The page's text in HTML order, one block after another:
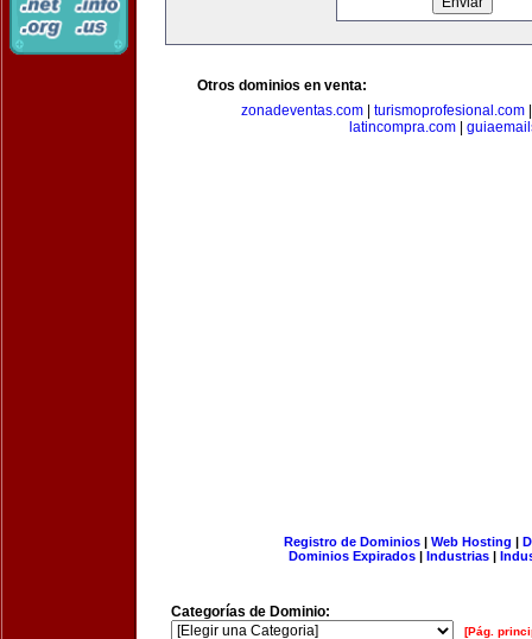
Otros dominios en venta:
zonadeventas.com| turismoprofesional.com
latincompra.com|
Registro de Dominios| Web Hosting |
Dominios Expirados | Industrias |
Categorías de Dominio:
[Pág.